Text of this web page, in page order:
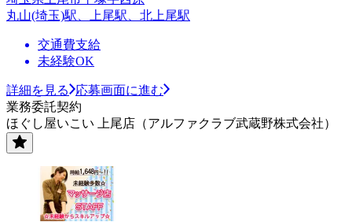
丸山(埼玉)駅、上尾駅、北上尾駅
交通費支給
未経験OK
詳細を見る
応募画面に進む
業務委託契約
ほぐし屋いこい 上尾店（アルファクラブ武蔵野株式会社）